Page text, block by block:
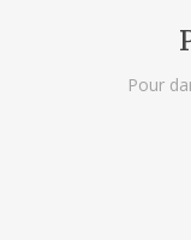
Pour